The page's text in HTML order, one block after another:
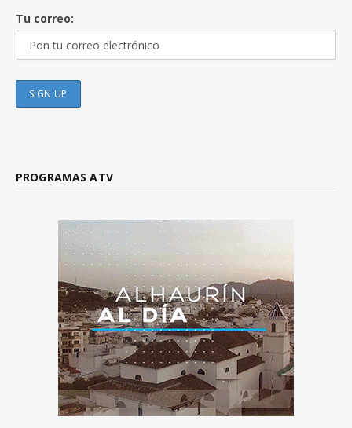
Tu correo:
PROGRAMAS ATV